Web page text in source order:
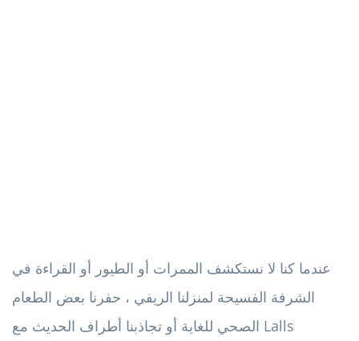
عندما كنا لا نستكشف الممرات أو الطيور أو القراءة في
الشرفة الفسيحة لمنزلنا الريفي ، حفرنا بعض الطعام
الصحي للغاية أو تجاذبنا أطراف الحديث مع Lalls